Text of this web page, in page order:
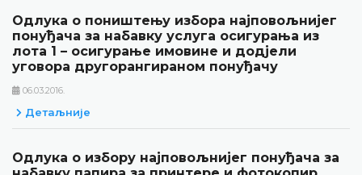
Одлука о поништењу избора најповољнијег
понуђача за набавку услуга осигурања из
лота 1 – осигурање имовине и додјели
уговора другорангираном понуђачу
06.03.2016.
Детаљније
Одлука о избору најповољнијег понуђача за